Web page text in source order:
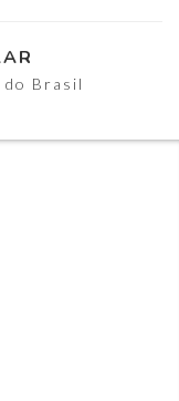
do Brasil